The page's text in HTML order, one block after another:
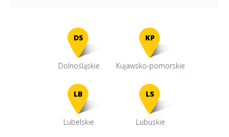
DS
Dolnośląskie
KP
Kujawsko-pomorskie
LB
Lubelskie
LS
Lubuskie